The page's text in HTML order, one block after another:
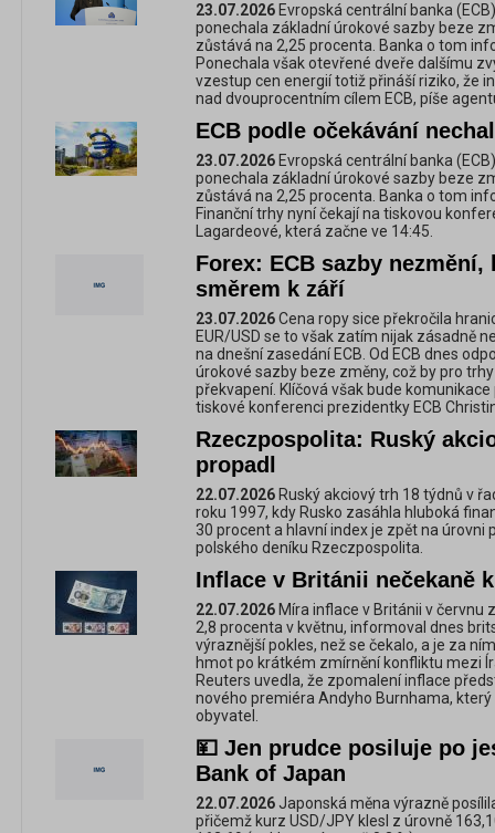
23.07.2026 Evropská centrální banka
ponechala základní úrokové sazby beze
zůstává na 2,25 procenta. Banka o tom
Ponechala však otevřené dveře dalšímu
vzestup cen energií totiž přináší riziko, že
nad dvouprocentním cílem ECB, píše
ECB podle očekávání
23.07.2026 Evropská centrální banka
ponechala základní úrokové sazby beze
zůstává na 2,25 procenta. Banka o tom
Finanční trhy nyní čekají na tiskovou
Lagardeové, která začne ve 14:45.
Forex: ECB sazby
směrem k září
23.07.2026Cena ropy sice překročila
EUR/USD se to však zatím nijak zásadně
na dnešní zasedání ECB. Od ECB dnes
úrokové sazby beze změny, což by pro
překvapení. Klíčová však bude
tiskové konferenci prezidentky ECB
Rzeczpospolita: Ruský
propadl
22.07.2026 Ruský akciový trh 18 týdnů v
roku 1997, kdy Rusko zasáhla hluboká
30 procent a hlavní index je zpět na úrovni
polského deníku Rzeczpospolita.
Inflace v Británii nečekaně
22.07.2026 Míra inflace v Británii v červnu
2,8 procenta v květnu, informoval dnes
výraznější pokles, než se čekalo, a je za
hmot po krátkém zmírnění konfliktu mezi
Reuters uvedla, že zpomalení inflace
nového premiéra Andyho Burnhama,
obyvatel.
💴 Jen prudce posiluje po
Bank of Japan
22.07.2026Japonská měna výrazně
přičemž kurz USD/JPY klesl z úrovně